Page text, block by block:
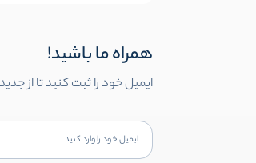
همراه ما باشید!
ایمیل خود را ثبت کنید تا از